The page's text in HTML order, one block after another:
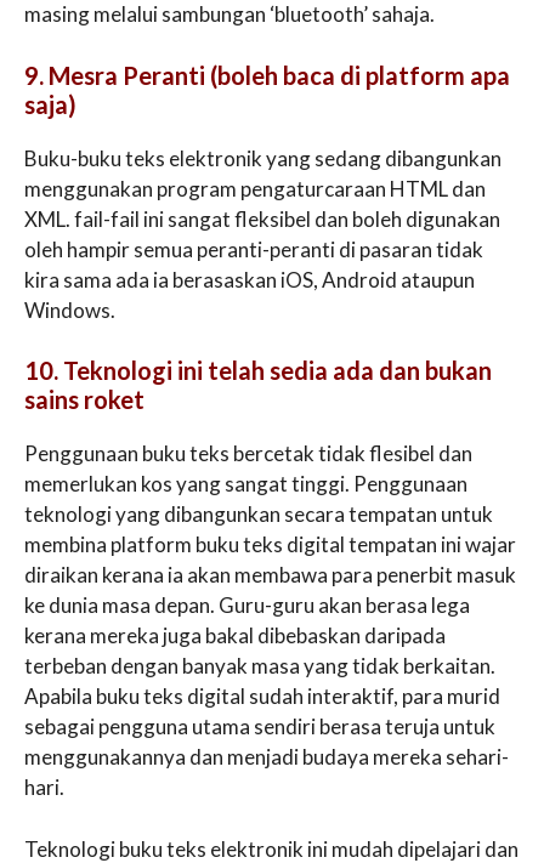
masing melalui sambungan ‘bluetooth’ sahaja.
9. Mesra Peranti (boleh baca di platform apa
saja)
Buku-buku teks elektronik yang sedang dibangunkan
menggunakan program pengaturcaraan HTML dan
XML. fail-fail ini sangat fleksibel dan boleh digunakan
oleh hampir semua peranti-peranti di pasaran tidak
kira sama ada ia berasaskan iOS, Android ataupun
Windows.
10. Teknologi ini telah sedia ada dan bukan
sains roket
Penggunaan buku teks bercetak tidak flesibel dan
memerlukan kos yang sangat tinggi. Penggunaan
teknologi yang dibangunkan secara tempatan untuk
membina platform buku teks digital tempatan ini wajar
diraikan kerana ia akan membawa para penerbit masuk
ke dunia masa depan. Guru-guru akan berasa lega
kerana mereka juga bakal dibebaskan daripada
terbeban dengan banyak masa yang tidak berkaitan.
Apabila buku teks digital sudah interaktif, para murid
sebagai pengguna utama sendiri berasa teruja untuk
menggunakannya dan menjadi budaya mereka sehari-
hari.
Teknologi buku teks elektronik ini mudah dipelajari dan